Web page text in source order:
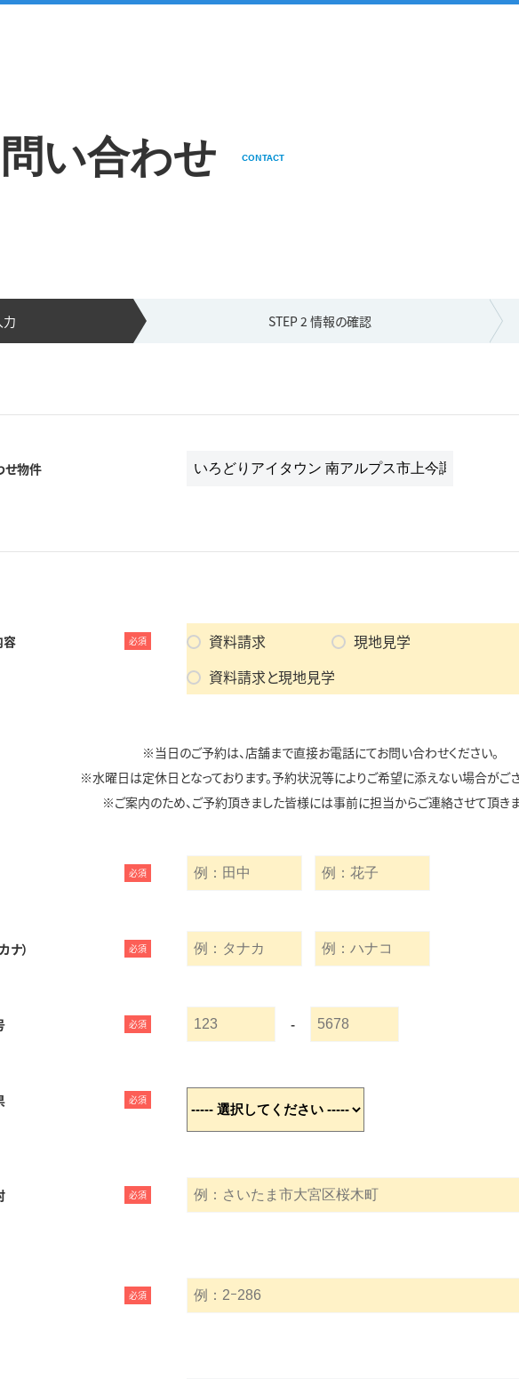
い合わせ CONTACT
力 STEP 2 情報の確認
せ物件
容 必須 資料請求
現地見学
資料請求と現地見学
※当日のご予約は、店舗まで直接お電話にてお問い合わせください。
※水曜日は定休日となっております。予約状況等によりご希望に添えない場合がござ
※ご案内のため、ご予約頂きました皆様には事前に担当からご連絡させて頂きま
必須
ナ） 必須
必須 -
必須
必須
必須